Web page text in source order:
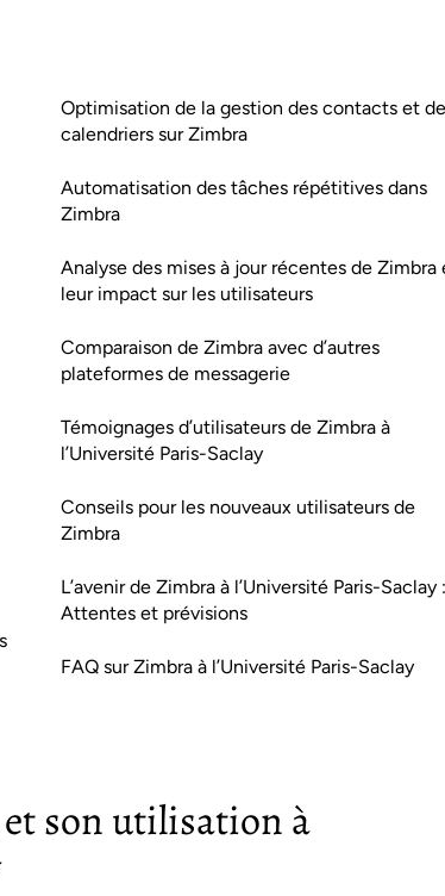
Optimisation de la gestion des contacts et
calendriers sur Zimbra
Automatisation des tâches répétitives dans
Zimbra
Analyse des mises à jour récentes de Zimbra
leur impact sur les utilisateurs
Comparaison de Zimbra avec d’autres
plateformes de messagerie
Témoignages d’utilisateurs de Zimbra à
l’Université Paris-Saclay
Conseils pour les nouveaux utilisateurs de
Zimbra
L’avenir de Zimbra à l’Université Paris-Saclay :
Attentes et prévisions
FAQ sur Zimbra à l’Université Paris-Saclay
son utilisation à